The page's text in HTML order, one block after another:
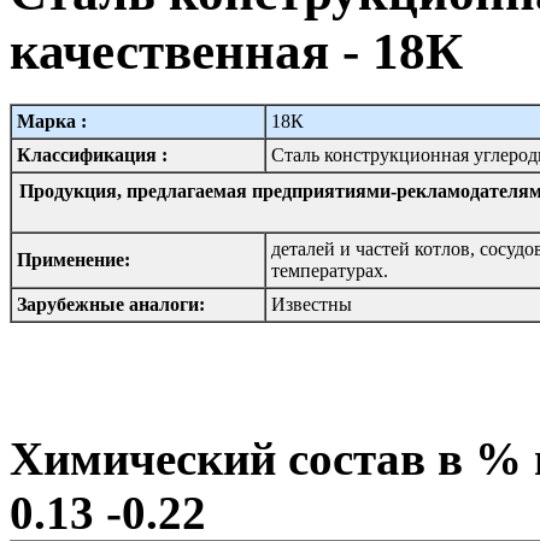
качественная - 18К
Марка :
18К
Классификация :
Сталь конструкционная
Продукция, предлагаемая предприятиями-
Применение:
деталей и частей котлов,
температурах.
Зарубежные аналоги:
Известны
Химический состав в
0.13 -0.22